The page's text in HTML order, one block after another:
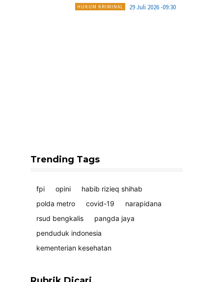
HUKUM KRIMINAL 29 Juli 2026 -09:30
Trending Tags
fpi opini
habib rizieq shihab
polda metro
covid-19
narapidana
rsud bengkalis
pangda jaya
penduduk indonesia
kementerian kesehatan